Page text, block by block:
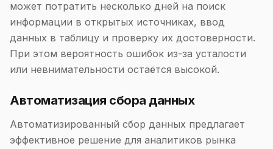
может потратить несколько дней на поиск
информации в открытых источниках, ввод
данных в таблицу и проверку их достоверности.
При этом вероятность ошибок из-за усталости
или невнимательности остаётся высокой.
Автоматизация сбора данных
Автоматизированный сбор данных предлагает
эффективное решение для аналитиков рынка